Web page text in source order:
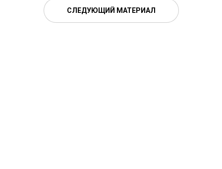
СЛЕДУЮЩИЙ МАТЕРИАЛ